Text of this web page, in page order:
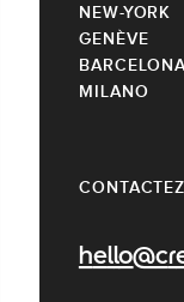
NEW-YORK
GENÈVE
BARCELONA
MILANO